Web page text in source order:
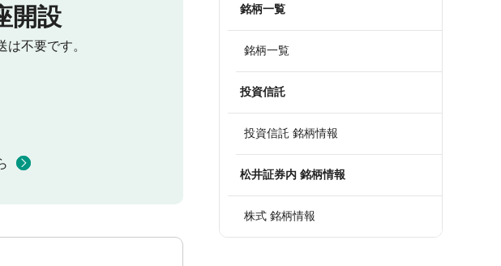
開設
不要です。
銘柄一覧
銘柄一覧
投資信託
投資信託 銘柄情報
松井証券内 銘柄情報
株式 銘柄情報